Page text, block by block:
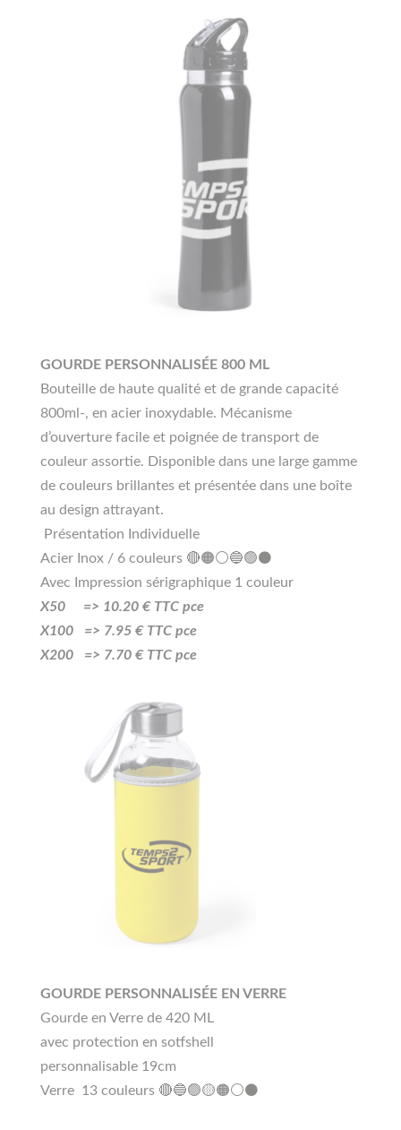
GOURDE PERSONNALISÉE 800 ML
Bouteille de haute qualité et de grande capacité
800ml-, en acier inoxydable. Mécanisme
d’ouverture facile et poignée de transport de
couleur assortie. Disponible dans une large gamme
de couleurs brillantes et présentée dans une boîte
au design attrayant.
Présentation Individuelle
Acier Inox / 6 couleurs 🔴🟠⚪🔵🟢⚫
Avec Impression sérigraphique 1 couleur
X50 => 10.20 € TTC pce
X100 => 7.95 € TTC pce
X200 => 7.70 € TTC pce
GOURDE PERSONNALISÉE EN VERRE
Gourde en Verre de 420 ML
avec protection en sotfshell
personnalisable 19cm
Verre 13 couleurs 🔴🔵🟢🟡🟠⚪⚫